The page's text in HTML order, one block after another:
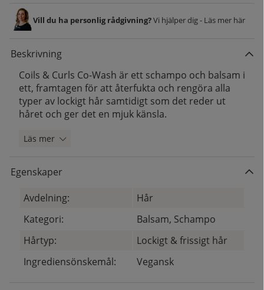
Vill du ha personlig rådgivning?Vi hjälper dig - Läs mer här
Beskrivning
Coils & Curls Co-Wash är ett schampo och balsam i
ett, framtagen för att återfukta och rengöra alla
typer av lockigt hår samtidigt som det reder ut
håret och ger det en mjuk känsla.
Läs mer
Egenskaper
Avdelning:
Hår
Kategori:
Balsam, Schampo
Hårtyp:
Lockigt & frissigt hår
Ingrediensönskemål:
Vegansk